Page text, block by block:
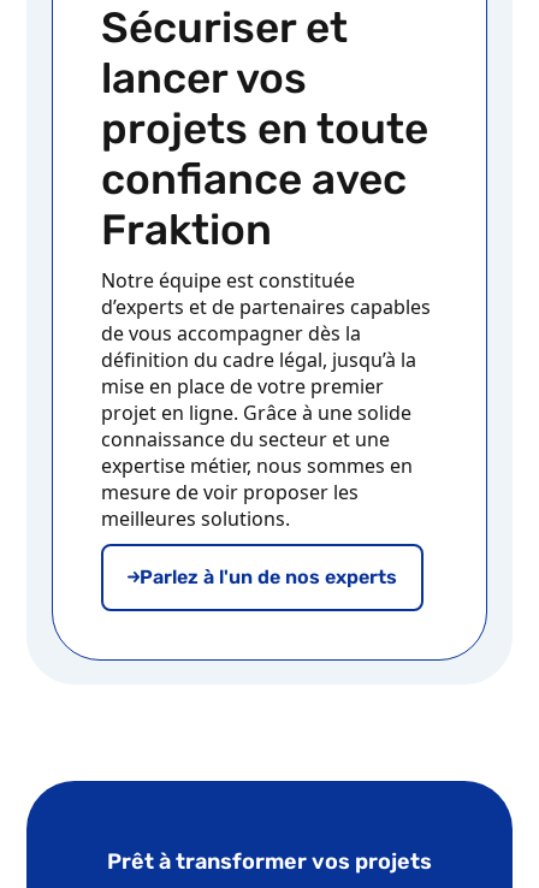
Sécuriser et
lancer vos
projets en toute
confiance avec
Fraktion
Notre équipe est constituée
d’experts et de partenaires capables
de vous accompagner dès la
définition du cadre légal, jusqu’à la
mise en place de votre premier
projet en ligne. Grâce à une solide
connaissance du secteur et une
expertise métier, nous sommes en
mesure de voir proposer les
meilleures solutions.
Parlez à l'un de nos experts
Prêt à transformer vos projets